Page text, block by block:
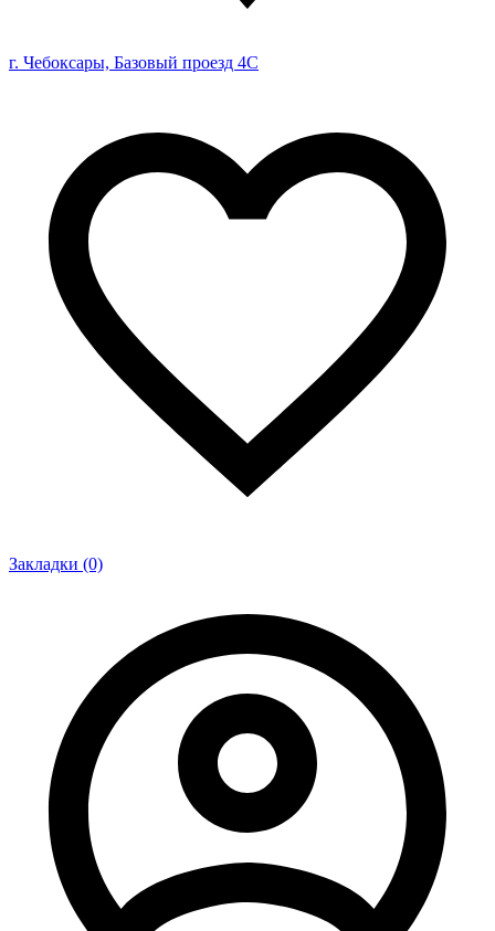
г. Чебоксары, Базовый проезд 4С
Закладки (0)